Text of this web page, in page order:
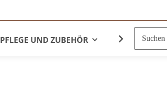
PFLEGE UND ZUBEHÖR